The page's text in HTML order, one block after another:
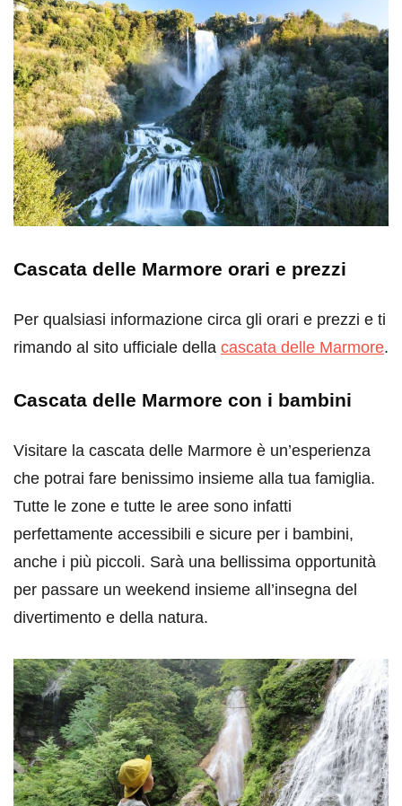
Cascata delle Marmore orari e prezzi
Per qualsiasi informazione circa gli orari e prezzi e ti
rimando al sito ufficiale della cascata delle Marmore.
Cascata delle Marmore con i bambini
Visitare la cascata delle Marmore è un’esperienza
che potrai fare benissimo insieme alla tua famiglia.
Tutte le zone e tutte le aree sono infatti
perfettamente accessibili e sicure per i bambini,
anche i più piccoli. Sarà una bellissima opportunità
per passare un weekend insieme all’insegna del
divertimento e della natura.